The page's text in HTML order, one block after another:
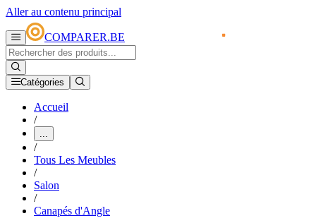
Aller au contenu principal
COMPARER.BE
Catégories
Accueil
/
...
/
Tous Les Meubles
/
Salon
/
Canapés d'Angle